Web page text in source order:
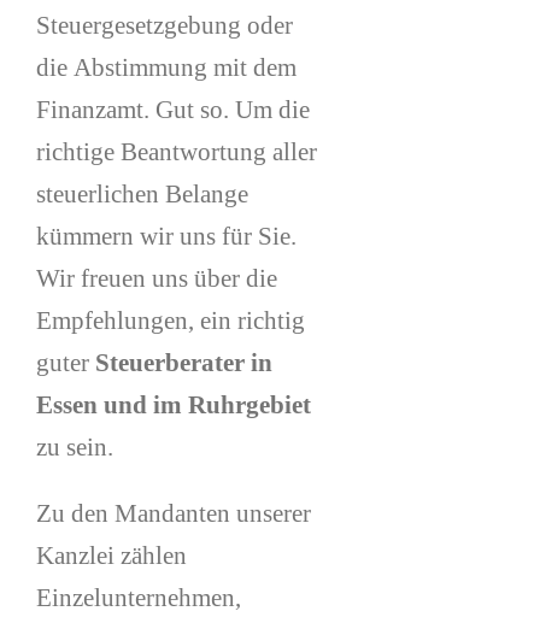
Steuergesetzgebung oder
die Abstimmung mit dem
Finanzamt. Gut so. Um die
richtige Beantwortung aller
steuerlichen Belange
kümmern wir uns für Sie.
Wir freuen uns über die
Empfehlungen, ein richtig
guter Steuerberater in
Essen und im Ruhrgebiet
zu sein.
Zu den Mandanten unserer
Kanzlei zählen
Einzelunternehmen,